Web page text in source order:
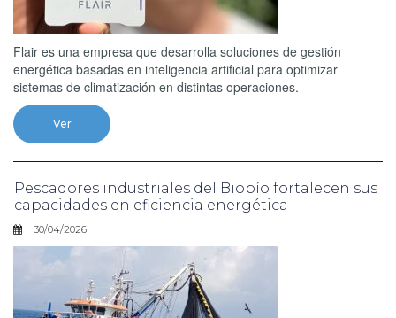
Flair es una empresa que desarrolla soluciones de gestión
energética basadas en inteligencia artificial para optimizar
sistemas de climatización en distintas operaciones.
Ver
Pescadores industriales del Biobío fortalecen sus
capacidades en eficiencia energética
30/04/2026